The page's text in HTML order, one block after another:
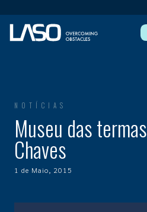
NOTÍCIAS
Museu das
Chaves
1 de Maio, 2015